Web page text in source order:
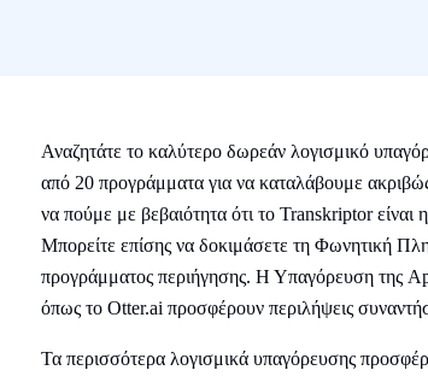
Αναζητάτε το καλύτερο δωρεάν λογισμικό
από 20 προγράμματα για να καταλάβουμε
να πούμε με βεβαιότητα ότι το Transkriptor είναι
Μπορείτε επίσης να δοκιμάσετε τη Φωνητική
προγράμματος περιήγησης. Η Υπαγόρευση της
όπως το Otter.ai προσφέρουν περιλήψεις
Τα περισσότερα λογισμικά υπαγόρευσης